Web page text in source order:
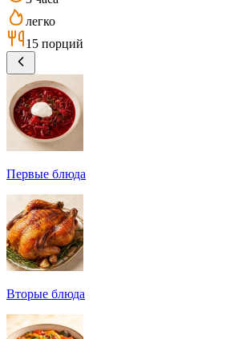
легко
15 порций
Первые блюда
Вторые блюда